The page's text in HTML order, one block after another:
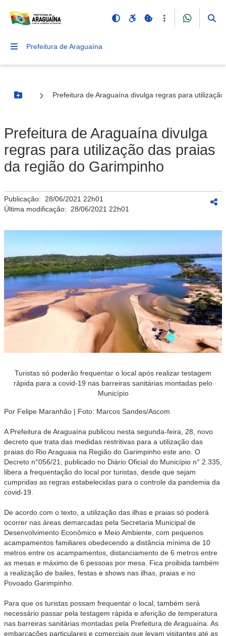
Prefeitura de Araguaína
Botão Menu
Prefeitura de Araguaína divulga regras para
Prefeitura de Araguaína divulga
regras para utilização das praias
da região do Garimpinho
Publicação: 28/06/2021 22h01
Última modificação: 28/06/2021 22h01
Turistas só poderão frequentar o local após realizar testagem
rápida para a covid-19 nas barreiras sanitárias montadas pelo
Município
Por Felipe Maranhão | Foto: Marcos Sandes/Ascom
A Prefeitura de Araguaína publicou nesta segunda-feira, 28, novo
decreto que trata das medidas restritivas para a utilização das
praias do Rio Araguaia na Região do Garimpinho este ano. O
Decreto n°056/21, publicado no Diário Oficial do Município n° 2.335,
libera a frequentação do local por turistas, desde que sejam
cumpridas as regras estabelecidas para o controle da pandemia da
covid-19.
De acordo com o texto, a utilização das ilhas e praias só poderá
ocorrer nas áreas demarcadas pela Secretaria Municipal de
Desenvolvimento Econômico e Meio Ambiente, com pequenos
acampamentos familiares obedecendo a distância mínima de 10
metros entre os acampamentos, distanciamento de 6 metros entre
as mesas e máximo de 6 pessoas por mesa. Fica proibida também
a realização de bailes, festas e shows nas ilhas, praias e no
Povoado Garimpinho.
Para que os turistas possam frequentar o local, também será
necessário passar pela testagem rápida e aferição de temperatura
nas barreiras sanitárias montadas pela Prefeitura de Araguaína. As
embarcações particulares e comerciais que levam visitantes até as